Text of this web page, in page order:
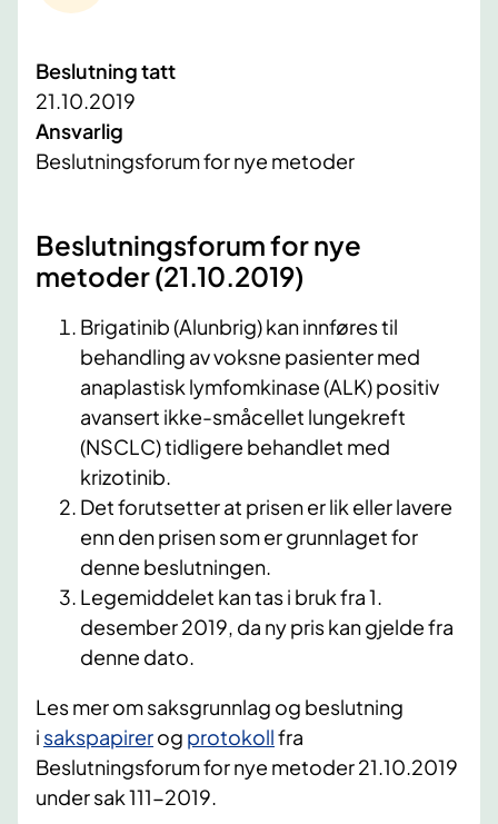
Beslutning tatt
21.10.2019
Ansvarlig
Beslutningsforum for nye metoder
​Beslutningsforum for nye
metoder (21.10.2019)
Brigatinib (Alunbrig) kan innføres til
behandling av voksne pasienter med
anaplastisk lymfomkinase (ALK) positiv
avansert ikke-småcellet lungekreft
(NSCLC) tidligere behandlet med
krizotinib.
Det forutsetter at prisen er lik eller lavere
enn den prisen som er grunnlaget for
denne beslutningen.
Legemiddelet kan tas i bruk fra 1.
desember 2019, da ny pris kan gjelde fra
denne dato.
Les mer om saksgrunnlag og beslutning
i sakspapirerog protokollfra
Beslutningsforum for nye metoder 21.10.2019
under sak 111-2019.